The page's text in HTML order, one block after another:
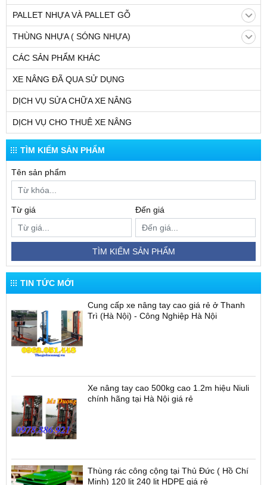
PALLET NHỰA VÀ PALLET GỖ
THÙNG NHỰA ( SÓNG NHỰA)
CÁC SẢN PHẨM KHÁC
XE NÂNG ĐÃ QUA SỬ DỤNG
DỊCH VỤ SỬA CHỮA XE NÂNG
DỊCH VỤ CHO THUÊ XE NÂNG
TÌM KIẾM SẢN PHẨM
Tên sản phẩm
Từ giá Đến giá
TÌM KIẾM SẢN PHẨM
TIN TỨC MỚI
Cung cấp xe nâng tay cao giá rẻ ở Thanh
Trì (Hà Nội) - Công Nghiệp Hà Nội
Xe nâng tay cao 500kg cao 1.2m hiệu Niuli
chính hãng tại Hà Nội giá rẻ
Thùng rác công cộng tại Thủ Đức ( Hồ Chí
Minh) 120 lit 240 lit HDPE giá rẻ